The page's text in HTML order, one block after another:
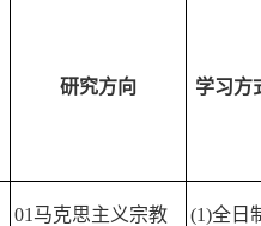
研究方向 学习方
01 马克思主义宗教 (1)全日